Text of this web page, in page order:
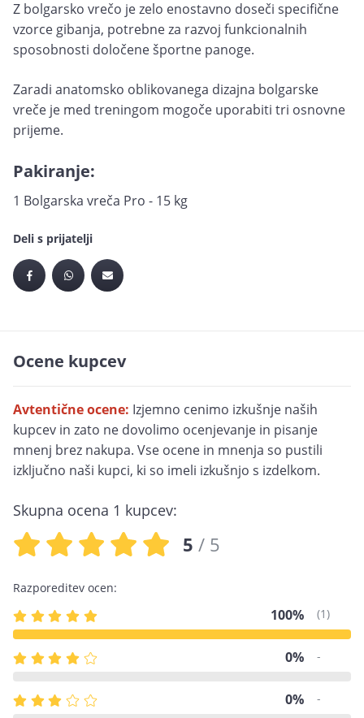
Z bolgarsko vrečo je zelo enostavno doseči specifične
vzorce gibanja, potrebne za razvoj funkcionalnih
sposobnosti določene športne panoge.
Zaradi anatomsko oblikovanega dizajna bolgarske
vreče je med treningom mogoče uporabiti tri osnovne
prijeme.
Pakiranje:
1 Bolgarska vreča Pro - 15 kg
Deli s prijatelji
Ocene kupcev
Avtentične ocene: Izjemno cenimo izkušnje naših
kupcev in zato ne dovolimo ocenjevanje in pisanje
mnenj brez nakupa. Vse ocene in mnenja so pustili
izključno naši kupci, ki so imeli izkušnjo s izdelkom.
Skupna ocena 1 kupcev:
5 / 5
Razporeditev ocen:
100% (1)
0% -
0% -